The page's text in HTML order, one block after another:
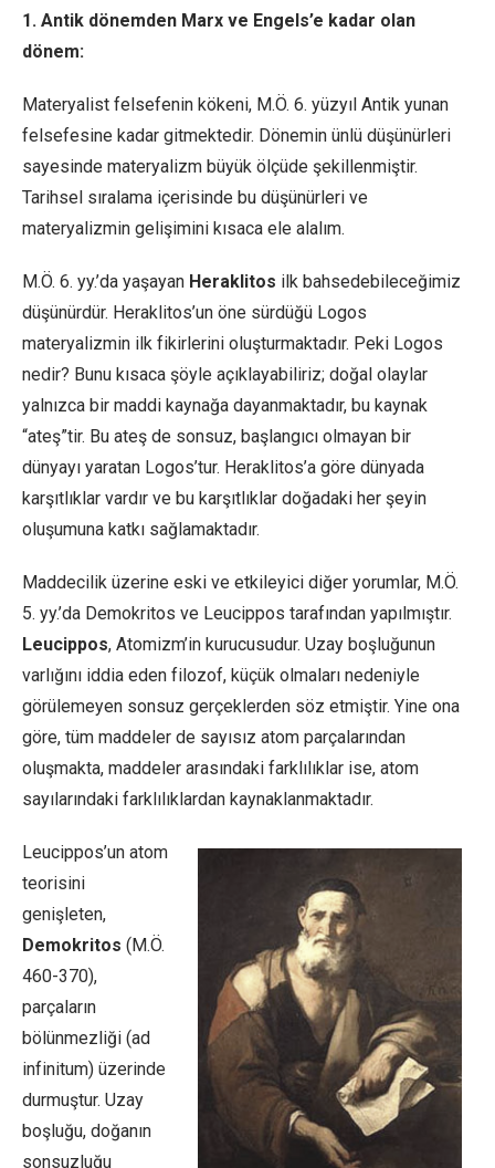
1. Antik dönemden Marx ve Engels’e kadar olan
dönem:
Materyalist felsefenin kökeni, M.Ö. 6. yüzyıl Antik yunan
felsefesine kadar gitmektedir. Dönemin ünlü düşünürleri
sayesinde materyalizm büyük ölçüde şekillenmiştir.
Tarihsel sıralama içerisinde bu düşünürleri ve
materyalizmin gelişimini kısaca ele alalım.
M.Ö. 6. yy.’da yaşayan Heraklitos ilk bahsedebileceğimiz
düşünürdür. Heraklitos’un öne sürdüğü Logos
materyalizmin ilk fikirlerini oluşturmaktadır. Peki Logos
nedir? Bunu kısaca şöyle açıklayabiliriz; doğal olaylar
yalnızca bir maddi kaynağa dayanmaktadır, bu kaynak
“ateş”tir. Bu ateş de sonsuz, başlangıcı olmayan bir
dünyayı yaratan Logos’tur. Heraklitos’a göre dünyada
karşıtlıklar vardır ve bu karşıtlıklar doğadaki her şeyin
oluşumuna katkı sağlamaktadır.
Maddecilik üzerine eski ve etkileyici diğer yorumlar, M.Ö.
5. yy.’da Demokritos ve Leucippos tarafından yapılmıştır.
Leucippos, Atomizm’in kurucusudur. Uzay boşluğunun
varlığını iddia eden filozof, küçük olmaları nedeniyle
görülemeyen sonsuz gerçeklerden söz etmiştir. Yine ona
göre, tüm maddeler de sayısız atom parçalarından
oluşmakta, maddeler arasındaki farklılıklar ise, atom
sayılarındaki farklılıklardan kaynaklanmaktadır.
Leucippos’un atom
teorisini
genişleten,
Demokritos (M.Ö.
460-370),
parçaların
bölünmezliği (ad
infinitum) üzerinde
durmuştur. Uzay
boşluğu, doğanın
sonsuzluğu